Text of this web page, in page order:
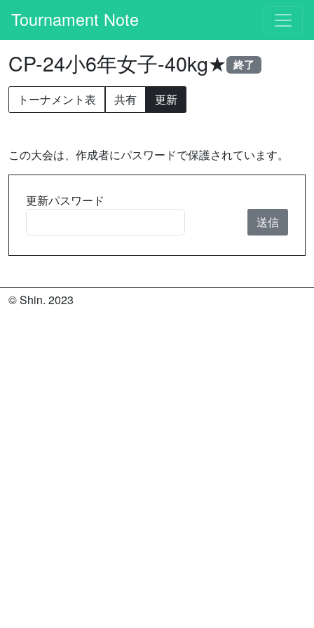
Tournament Note
CP-24小6年女子-40kg★ 終了
トーナメント表 共有 更新
この大会は、作成者にパスワードで保護されています。
更新パスワード
© Shin. 2023